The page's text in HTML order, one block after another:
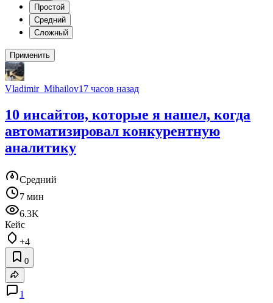
Простой
Средний
Сложный
Применить
Vladimir_Mihailov17 часов назад
10 инсайтов, которые я нашел, когда
автоматизировал конкурентную
аналитику
Средний
7 мин
6.3K
Кейс
+4
0
1